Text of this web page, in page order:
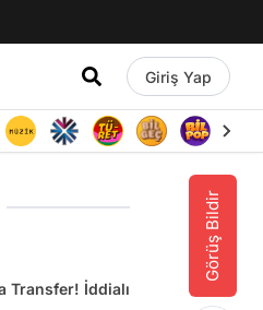
Giriş Yap
Görüş Bildir
Transfer! İddialı